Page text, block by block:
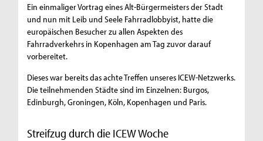
Ein einmaliger Vortrag eines Alt-Bürgermeisters der Stadt
und nun mit Leib und Seele Fahrradlobbyist, hatte die
europäischen Besucher zu allen Aspekten des
Fahrradverkehrs in Kopenhagen am Tag zuvor darauf
vorbereitet.
Dieses war bereits das achte Treffen unseres ICEW​-Netzwerks.
Die teilnehmenden Städte sind im Einzelnen: Burgos,
Edinburgh, Groningen, Köln, Kopenhagen und Paris.
Streifzug durch die ICEW Woche